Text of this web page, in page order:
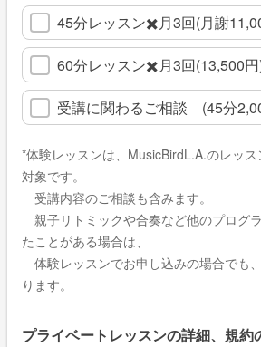
45分レッスン✖️月3回(月謝
60分レッスン✖️月3回(13,500
受講に関わるご相談 (45分
*体験レッスンは、MusicBirdL.A.のレッ
対象です。
受講内容のご相談も含みます。
親子リトミックや合奏など他のプログ
たことがある場合は、
体験レッスンでお申し込みの場合でも
ります。
プライベートレッスンの詳細、規約